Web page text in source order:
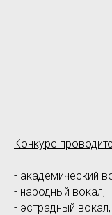
Конкурс
- академический
- народный вокал,
- эстрадный вокал,